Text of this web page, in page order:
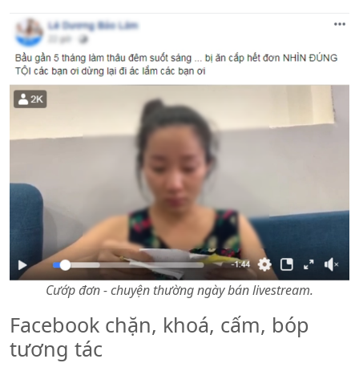
Cướp đơn - chuyện thường ngày bán livestream.
Facebook chặn, khoá, cấm, bóp
tương tác